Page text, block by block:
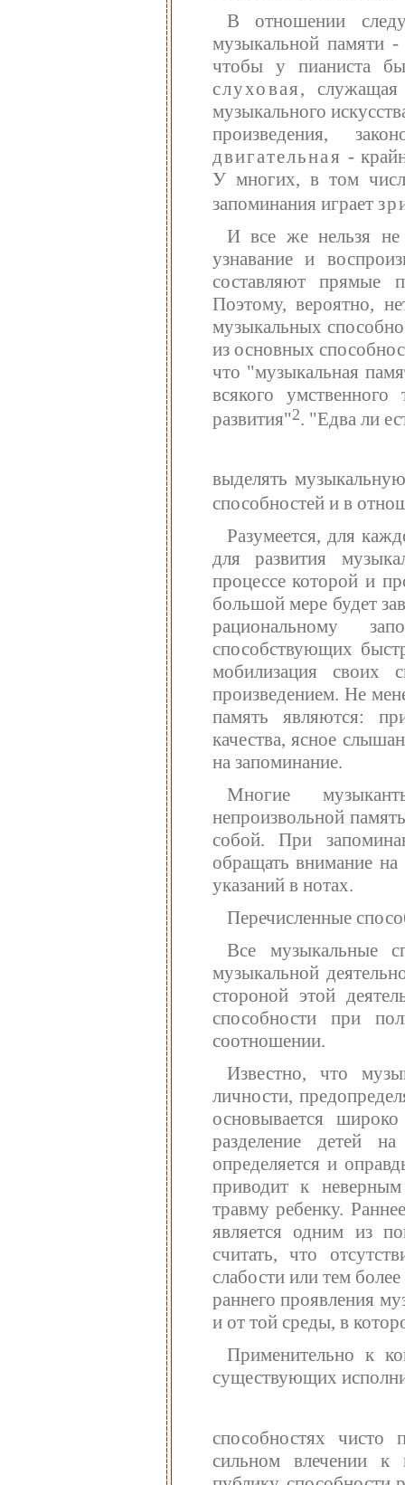
В отношении
музыкальной памяти
чтобы у пианиста
слуховая,
музыкального
произведения,
двигательная -
У многих, в том
запоминания играет
И все же нельзя не
узнавание и
составляют прямые
Поэтому, вероятно,
музыкальных
из основных
что "музыкальная
всякого умственного
развития"2. "Едва ли
выделять
способностей и в
Разумеется, для
для развития
процессе которой и
большой мере будет
рациональному
способствующих
мобилизация своих
произведением. Не
память являются:
качества, ясное
на запоминание.
Многие
непроизвольной
собой. При
обращать внимание на
указаний в нотах.
Перечисленные
Все музыкальные
музыкальной
стороной этой
способности при
соотношении.
Известно, что
личности,
основывается
разделение детей
определяется и
приводит к
травму ребенку.
является одним из
считать, что
слабости или тем
раннего проявления
и от той среды, в
Применительно к
существующих
способностях чисто
сильном влечении к